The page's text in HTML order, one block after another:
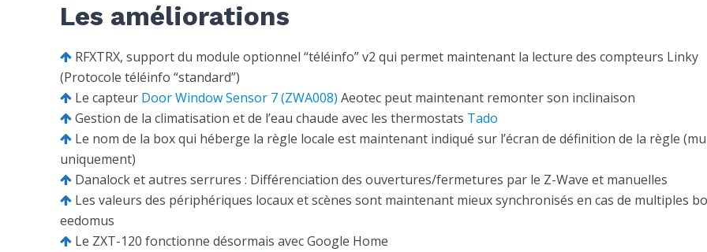
Les améliorations
RFXTRX, support du module optionnel “téléinfo” v2 qui permet maintenant la lecture des compteurs Linky
(Protocole téléinfo “standard”)
Le capteur Door Window Sensor 7 (ZWA008) Aeotec peut maintenant remonter son inclinaison
Gestion de la climatisation et de l’eau chaude avec les thermostats Tado
Le nom de la box qui héberge la règle locale est maintenant indiqué sur l’écran de définition de la règle
uniquement)
Danalock et autres serrures : Différenciation des ouvertures/fermetures par le Z-Wave et manuelles
Les valeurs des périphériques locaux et scènes sont maintenant mieux synchronisés en cas de multiples
eedomus
Le ZXT-120 fonctionne désormais avec Google Home